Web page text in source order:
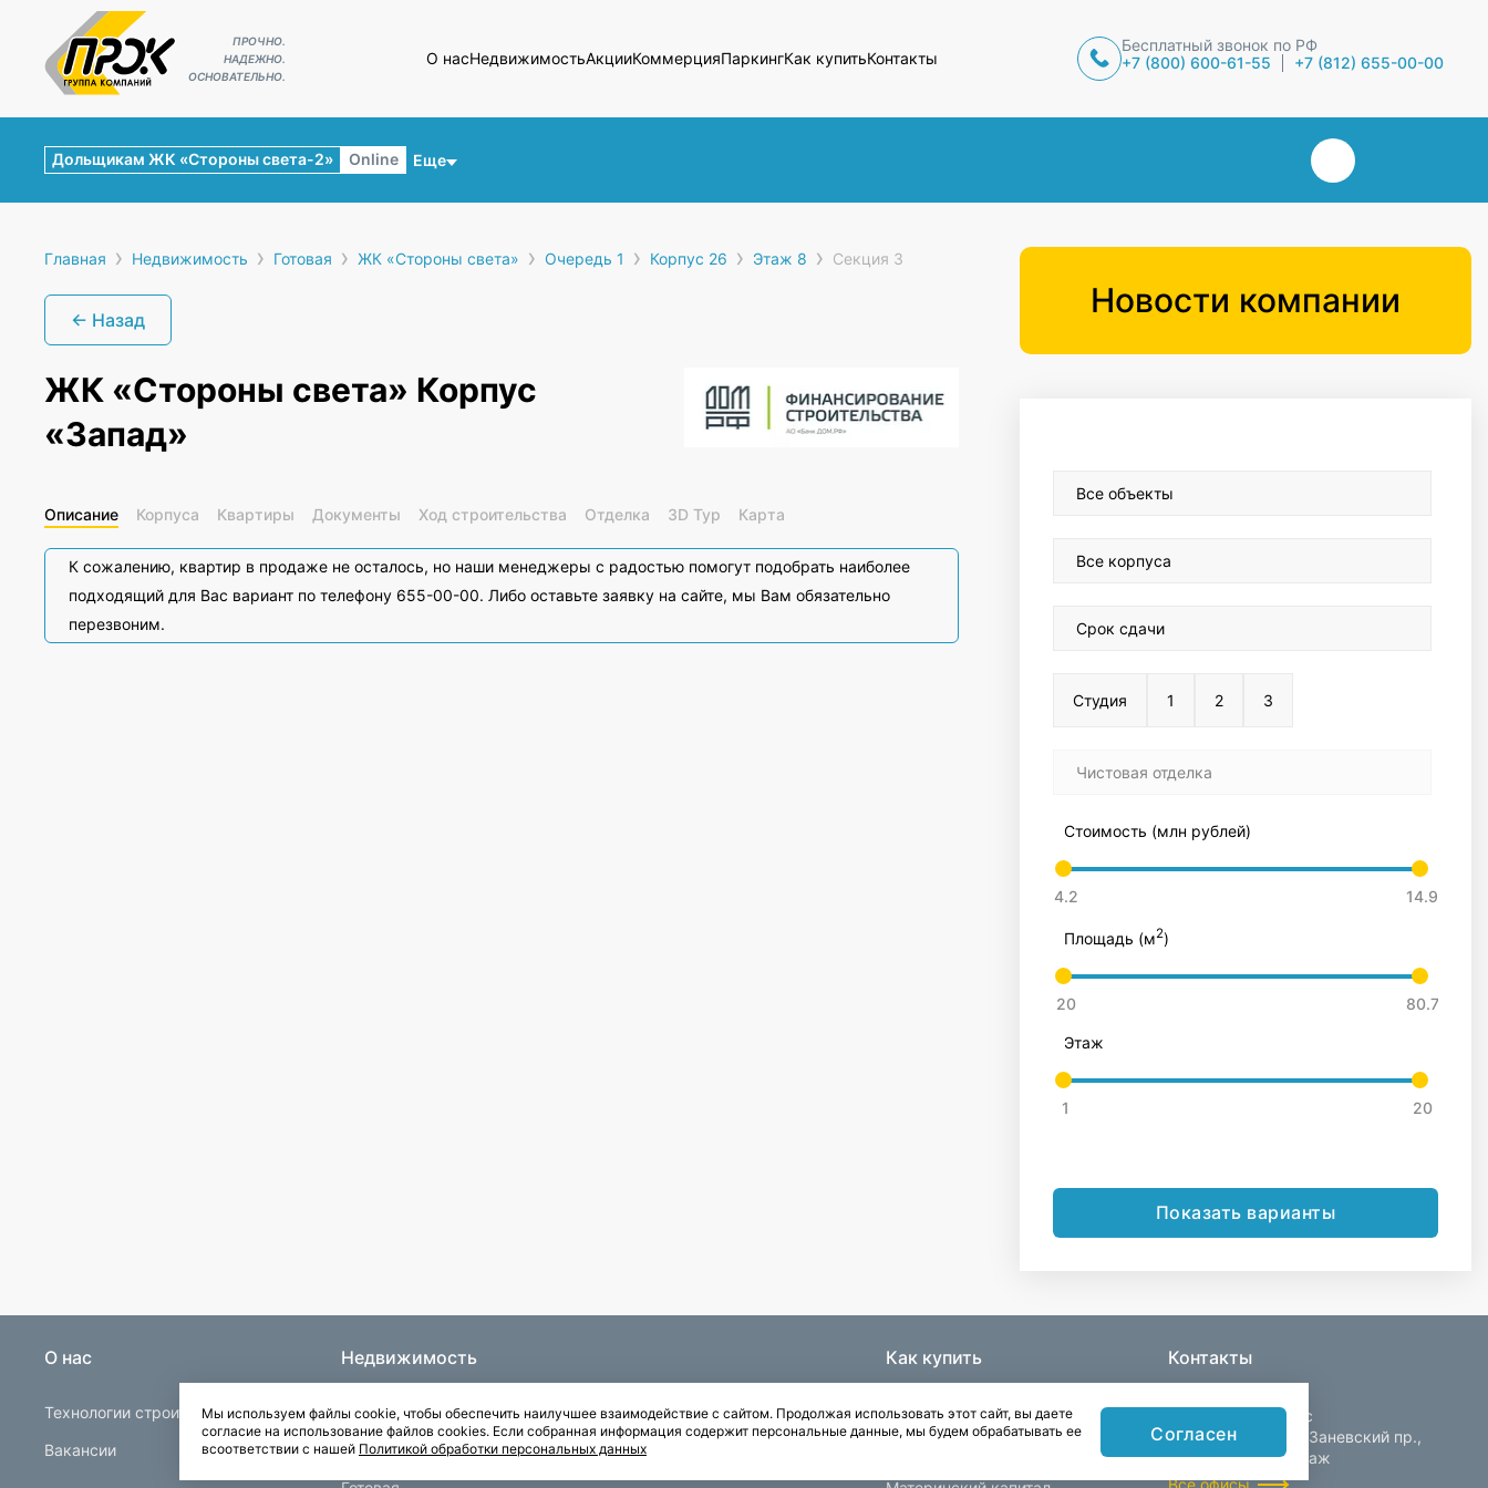
ПРОЧНО.
НАДЕЖНО.
ОСНОВАТЕЛЬНО.
О насНедвижимостьАкцииКоммерцияПаркингКак купитьКонтакты
Бесплатный звонок по РФ
+7 (800) 600-61-55
+7 (812) 655-00-00
Еще
Дольщикам ЖК «Стороны света-2» Online
Главная › Недвижимость › Готовая › ЖК «Стороны света» › Очередь 1 › Корпус 26 › Этаж 8 › Секция 3
← Назад
ЖК «Стороны света» Корпус
«Запад»
Описание Корпуса Квартиры Документы Ход строительства Отделка 3D Тур Карта
К сожалению, квартир в продаже не осталось, но наши менеджеры с радостью помогут подобрать наиболее
подходящий для Вас вариант по телефону 655-00-00. Либо оставьте заявку на сайте, мы Вам обязательно
перезвоним.
Новости компании
Все объекты
Все корпуса
Срок сдачи
Студия 1 2 3
Чистовая отделка
Стоимость (млн рублей)
Площадь (м2)
Этаж
Показать варианты
О нас
Технологии строительства
Вакансии
Недвижимость
Строящаяся
Квартиры в Буграх
Паркинги
Квартиры с отделкой
Как купить
Ипотека
Контакты
Центральный офис
Санкт-Петербург, Заневский пр.,
д. 30, корп. 2, 4 этаж
Все офисы
Мы используем файлы cookie, чтобы обеспечить наилучшее взаимодействие с сайтом. Продолжая использовать этот сайт, вы даете
согласие на использование файлов cookies. Если собранная информация содержит персональные данные, мы будем обрабатывать ее
всоответствии с нашей Политикой обработки персональных данных
Согласен